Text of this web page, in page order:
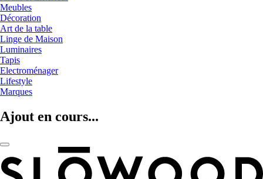
Meubles
Décoration
Art de la table
Linge de Maison
Luminaires
Tapis
Electroménager
Lifestyle
Marques
Ajout en cours...